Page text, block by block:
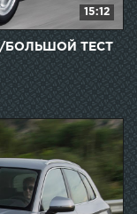
15:12
БОЛЬШОЙ ТЕСТ